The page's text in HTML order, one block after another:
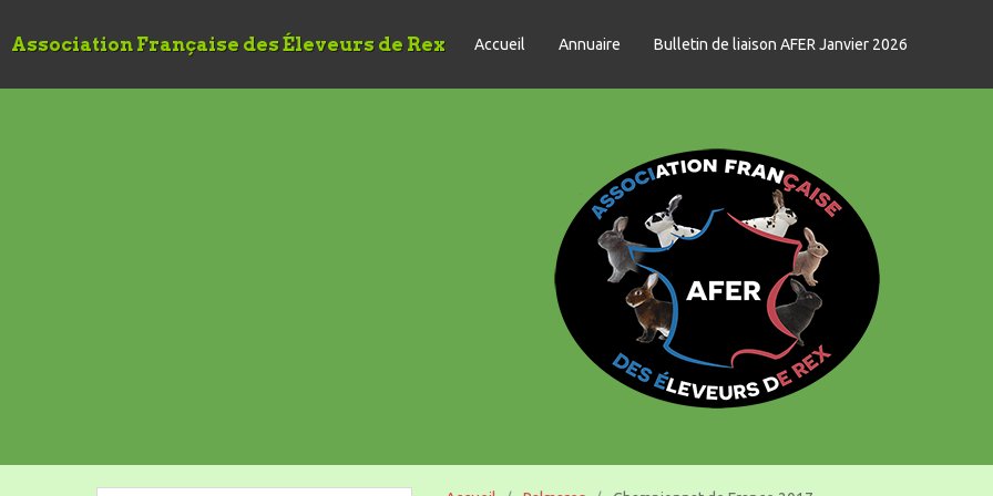
Association Française des Éleveurs de Rex Accueil Annuaire Bulletin de liaison AFER Janvier 2026